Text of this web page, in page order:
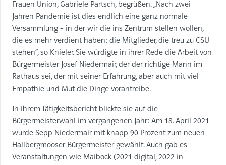
Frauen Union, Gabriele Partsch, begrüßen. „Nach zwei
Jahren Pandemie ist dies endlich eine ganz normale
Versammlung – in der wir die ins Zentrum stellen wollen,
die es mehr verdient haben: die Mitglieder, die treu zu CSU
stehen“, so Knieler. Sie würdigte in ihrer Rede die Arbeit von
Bürgermeister Josef Niedermair, der der richtige Mann im
Rathaus sei, der mit seiner Erfahrung, aber auch mit viel
Empathie und Mut die Dinge vorantreibe.
In ihrem Tätigkeitsbericht blickte sie auf die
Bürgermeisterwahl im vergangenen Jahr: Am 18. April 2021
wurde Sepp Niedermair mit knapp 90 Prozent zum neuen
Hallbergmooser Bürgermeister gewählt. Auch gab es
Veranstaltungen wie Maibock (2021 digital, 2022 in